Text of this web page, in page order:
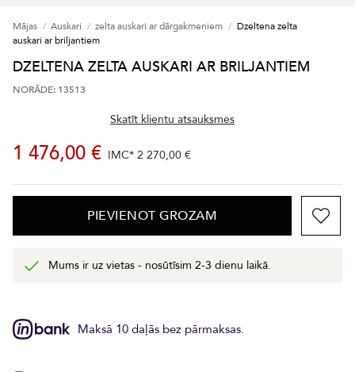
Mājas Auskari zelta auskari ar dārgakmeņiem
Dzeltena zelta
auskari ar briljantiem
DZELTENA ZELTA AUSKARI AR BRILJANTIEM
NORĀDE: 13513
Skatīt klientu atsauksmes
1 476,00 € IMC* 2 270,00 €
PIEVIENOT GROZAM
Mums ir uz vietas - nosūtīsim 2-3 dienu laikā.
Maksā 10 daļās bez pārmaksas.